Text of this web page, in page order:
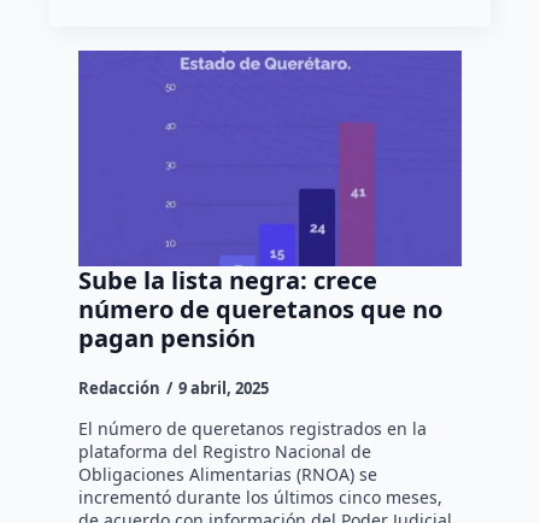
Sube la lista negra: crece
número de queretanos que no
pagan pensión
Redacción 9 abril, 2025
El número de queretanos registrados en la
plataforma del Registro Nacional de
Obligaciones Alimentarias (RNOA) se
incrementó durante los últimos cinco meses,